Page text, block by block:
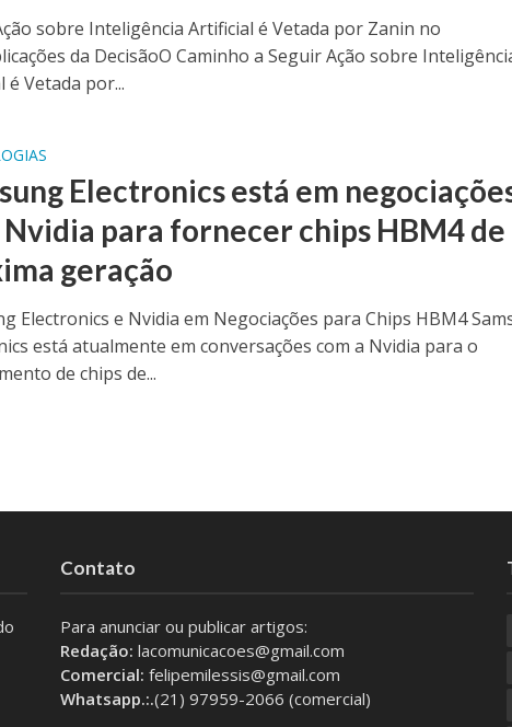
sobre Inteligência Artificial é Vetada por Zanin no
da DecisãoO Caminho a Seguir Ação sobre
é Vetada por...
Electronics está em
para fornecer chips HBM4 de
geração
Electronics e Nvidia em Negociações para Chips HBM4
está atualmente em conversações com a Nvidia para o
de chips de...
Contato
Para anunciar ou publicar artigos:
Redação: lacomunicacoes@gmail.com
Comercial: felipemilessis@gmail.com
Whatsapp.:.(21) 97959-2066 (comercial)